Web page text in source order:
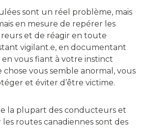
sont un réel problème, mais
en mesure de repérer les
et de réagir en toute
vigilant.e, en documentant
vous fiant à votre instinct
vous semble anormal, vous
et éviter d’être victime.
la plupart des conducteurs et
routes canadiennes sont des